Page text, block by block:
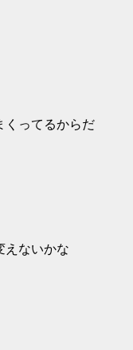
くってるからだ
えないかな